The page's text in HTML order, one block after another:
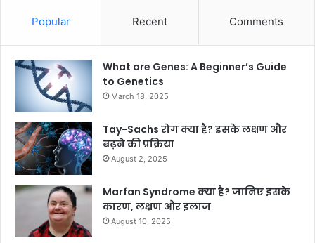
Popular Recent Comments
What are Genes: A Beginner’s Guide
to Genetics
March 18, 2025
Tay-Sachs रोग क्या है? इसके लक्षण और
बढ़ने की प्रक्रिया
August 2, 2025
Marfan Syndrome क्या है? जानिए इसके
कारण, लक्षण और इलाज
August 10, 2025